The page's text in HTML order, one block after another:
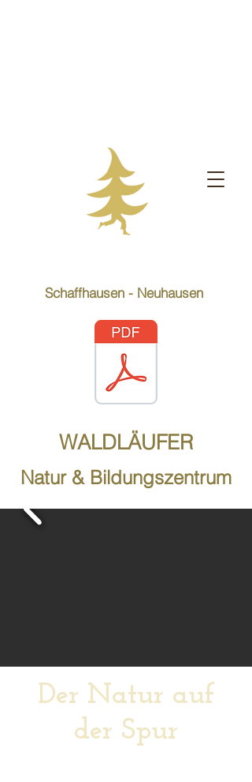
Schaffhausen - Neuhausen
Natur & Bildungszentrum
WALDLÄUFER
Der Natur auf
der Spur